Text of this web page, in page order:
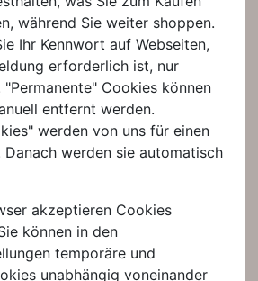
während Sie weiter shoppen.
Ihr Kennwort auf Webseiten,
erforderlich ist, nur
"Permanente" Cookies können
entfernt werden.
werden von uns für einen
werden sie automatisch
akzeptieren Cookies
können in den
temporäre und
unabhängig voneinander